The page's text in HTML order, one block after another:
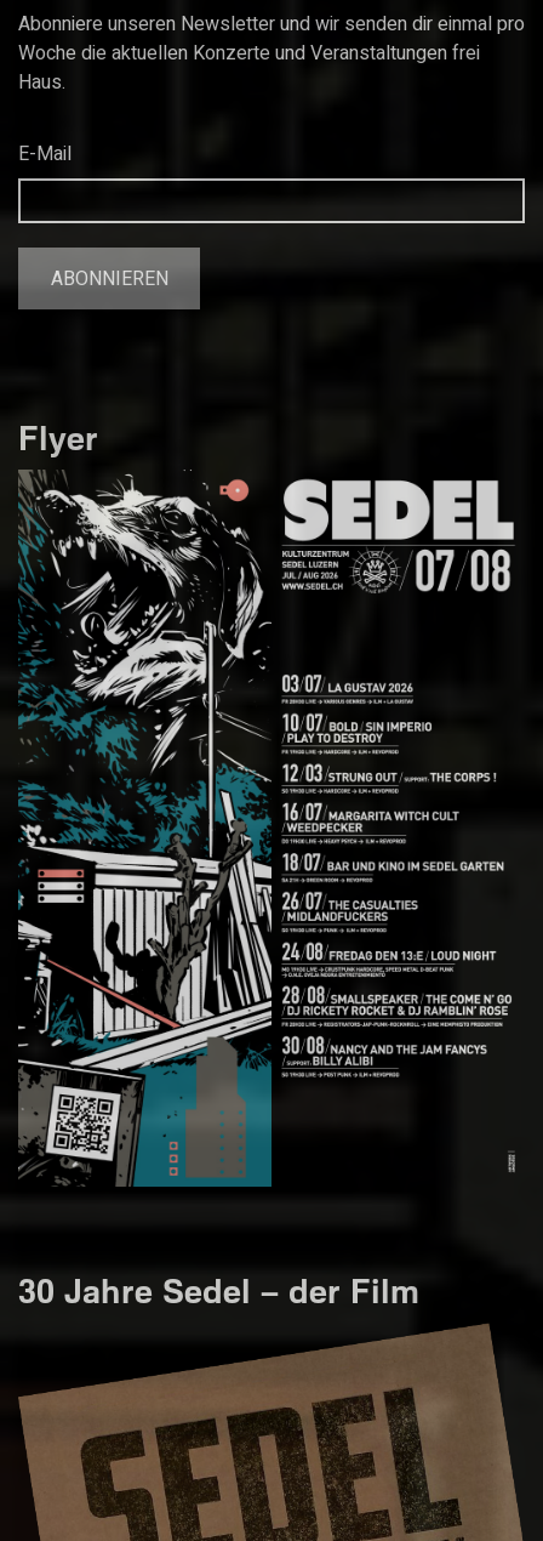
Abonniere unseren Newsletter und wir senden dir einmal pro
Woche die aktuellen Konzerte und Veranstaltungen frei
Haus.
E-Mail
Flyer
30 Jahre Sedel – der Film